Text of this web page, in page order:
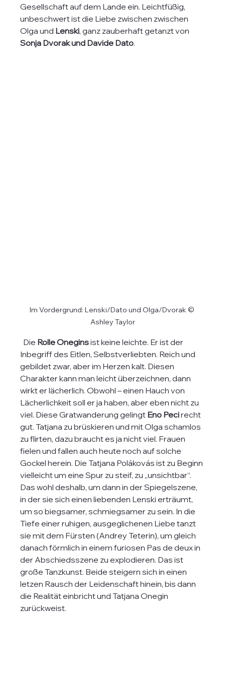
Gesellschaft auf dem Lande ein. Leichtfüßig,
unbeschwert ist die Liebe zwischen zwischen
Olga und Lenski, ganz zauberhaft getanzt von
Sonja Dvorak und Davide Dato.
Im Vordergrund: Lenski/Dato und Olga/Dvorak ©
Ashley Taylor
  Die
Rolle Onegins ist keine leichte. Er ist der
Inbegriff des Eitlen, Selbstverliebten. Reich und
gebildet zwar, aber im Herzen kalt. Diesen
Charakter kann man leicht überzeichnen, dann
wirkt er lächerlich. Obwohl – einen Hauch von
Lächerlichkeit soll er ja haben, aber eben nicht zu
viel. Diese Gratwanderung gelingt Eno Peci recht
gut. Tatjana zu brüskieren und mit Olga schamlos
zu flirten, dazu braucht es ja nicht viel. Frauen
fielen und fallen auch heute noch auf solche
Gockel herein. Die Tatjana Polákovás ist zu Beginn
vielleicht um eine Spur zu steif, zu „unsichtbar“.
Das wohl deshalb, um dann in der Spiegelszene,
in der sie sich einen liebenden Lenski erträumt,
um so biegsamer, schmiegsamer zu sein. In die
Tiefe einer ruhigen, ausgeglichenen Liebe tanzt
sie mit dem Fürsten (Andrey Teterin), um gleich
danach förmlich in einem furiosen Pas de deux in
der Abschiedsszene zu explodieren. Das ist
große Tanzkunst. Beide steigern sich in einen
letzen Rausch der Leidenschaft hinein, bis dann
die Realität einbricht und Tatjana Onegin
zurückweist.